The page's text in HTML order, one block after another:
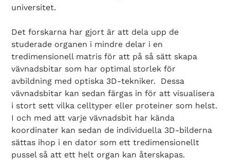
universitet.
Det forskarna har gjort är att dela upp de
studerade organen i mindre delar i en
tredimensionell matris för att på så sätt skapa
vävnadsbitar som har optimal storlek för
avbildning med optiska 3D-tekniker. Dessa
vävnadsbitar kan sedan färgas in för att visualisera
i stort sett vilka celltyper eller proteiner som helst.
I och med att varje vävnadsbit har kända
koordinater kan sedan de individuella 3D-bilderna
sättas ihop i en dator som ett tredimensionellt
pussel så att ett helt organ kan återskapas.